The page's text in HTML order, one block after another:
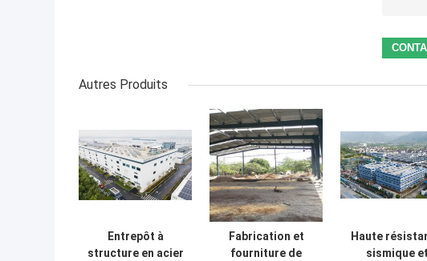
Autres Produits
Entrepôt à
structure en acier
Fabrication et
fourniture de
Haute
sismique et